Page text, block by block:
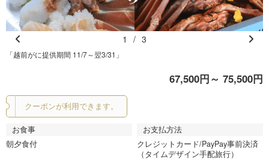
Pr
o
s
「越前がに提供期間 11/7～翌3/31」
xt
1 / 3
67,500円～ 75,500円
クーポンが利用できます。
お食事
朝夕食付
お支払方法
クレジットカード/PayPay事前決済
（タイムデザイン手配旅行）